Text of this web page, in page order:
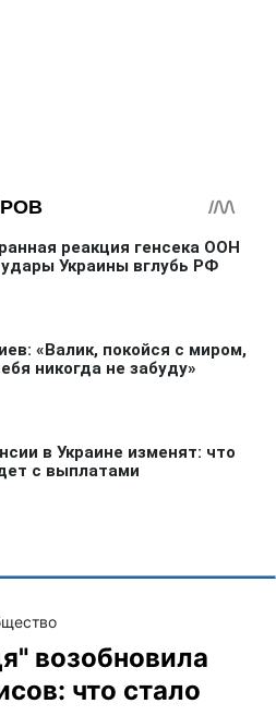
возобновила
что стало